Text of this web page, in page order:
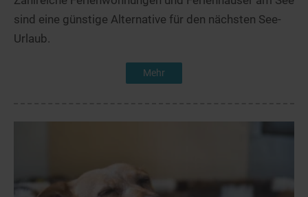
sind eine günstige Alternative für den nächsten See-
Urlaub.
Mehr